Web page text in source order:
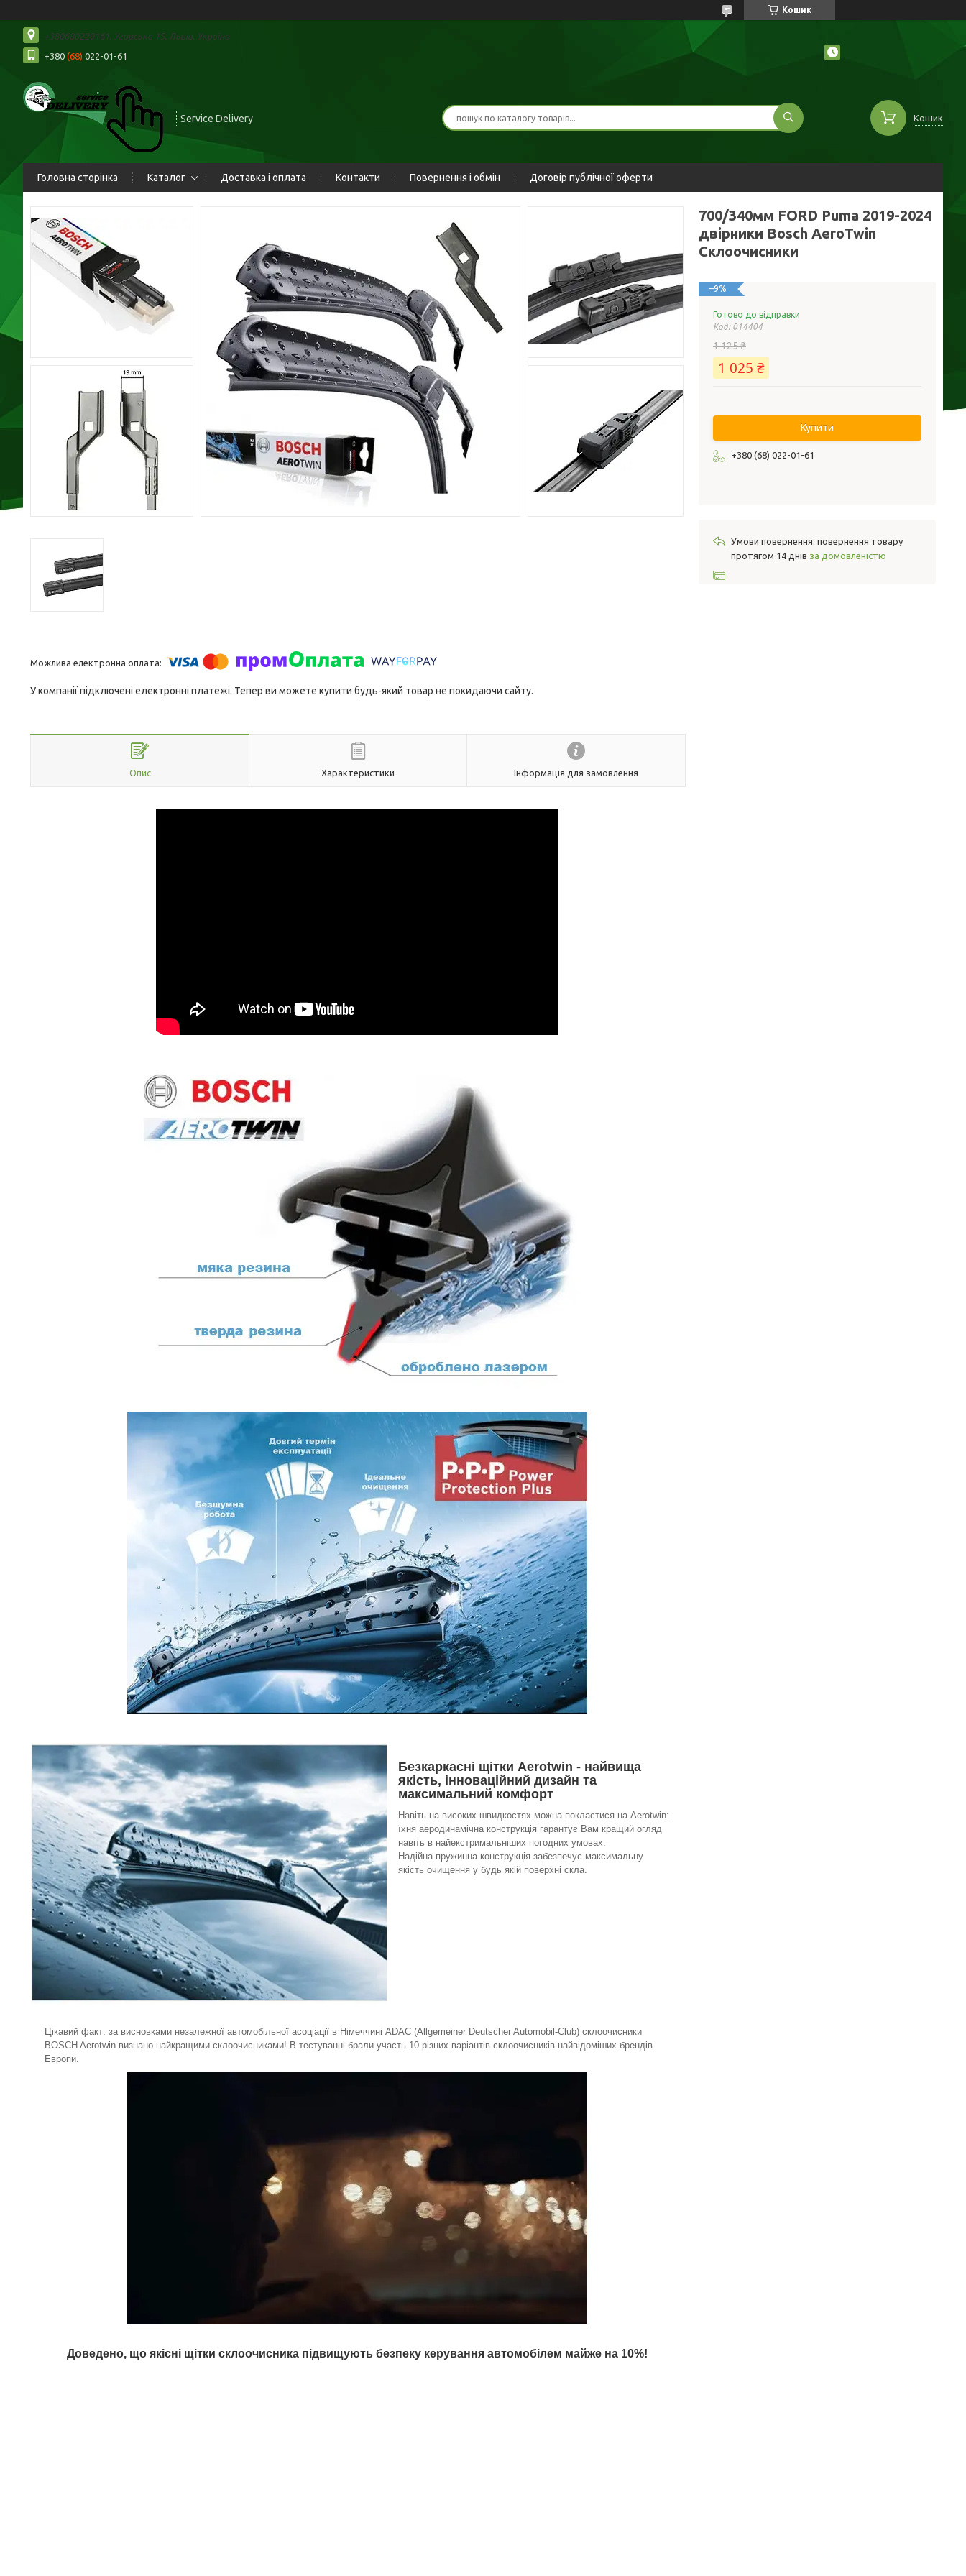
Кошик
+380680220161, Угорська 15, Львів, Україна
+380 (68) 022-01-61
Service Delivery Кошик
Головна сторінка Каталог Доставка і оплата Контакти Повернення і обмін Договір публічної оферти
У компанії підключені електронні платежі. Тепер ви можете купити будь-який товар не покидаючи сайту.
Опис Характеристики Інформація для замовлення
Безкаркасні щітки Aerotwin - найвища
якість, інноваційний дизайн та
максимальний комфорт
Навіть на високих швидкостях можна покластися на Aerotwin:
їхня аеродинамічна конструкція гарантує Вам кращий огляд
навіть в найекстримальніших погодних умовах.
Надійна пружинна конструкція забезпечує максимальну
якість очищення у будь якій поверхні скла.
Цікавий факт: за висновками незалежної автомобільної асоціації в Німеччині ADAC (Allgemeiner Deutscher Automobil-Club) склоочисники
BOSCH Aerotwin визнано найкращими склоочисниками! В тестуванні брали участь 10 різних варіантів склоочисників найвідоміших брендів
Европи.
Доведено, що якісні щітки склоочисника підвищують безпеку керування автомобілем майже на 10%!
700/340мм FORD Puma 2019-2024
двірники Bosch AeroTwin
Склоочисники
–9%
Готово до відправки
Код: 014404
1 125 ₴
1 025 ₴
Купити
+380 (68) 022-01-61
повернення товару
протягом 14 днів за домовленістю